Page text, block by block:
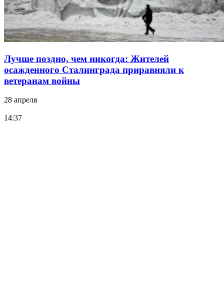
Лучше поздно, чем никогда: Жителей
осажденного Сталинграда приравняли к
ветеранам войны
28 апреля
14:37